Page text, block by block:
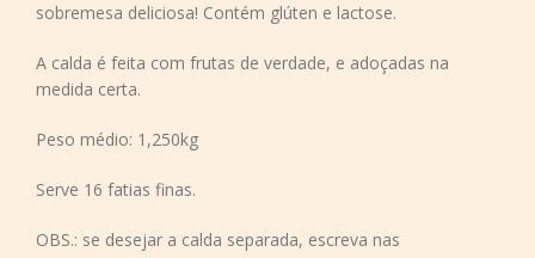
sobremesa deliciosa! Contém glúten e lactose.
A calda é feita com frutas de verdade, e adoçadas na
medida certa.
Peso médio: 1,250kg
Serve 16 fatias finas.
OBS.: se desejar a calda separada, escreva nas